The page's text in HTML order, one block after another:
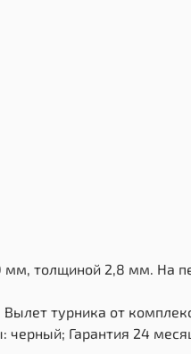
толщиной 2,8 мм. На
турника от
Гарантия 24